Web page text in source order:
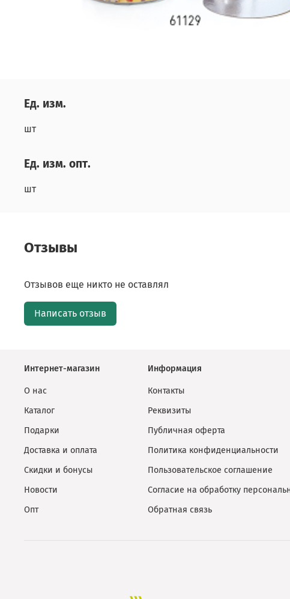
Ед. изм.
шт
Ед. изм. опт.
шт
Отзывы
Отзывов еще никто не оставлял
Написать отзыв
Интернет-магазин
О нас
Каталог
Подарки
Доставка и оплата
Скидки и бонусы
Новости
Опт
Информация
Контакты
Реквизиты
Публичная оферта
Политика конфиденциальности
Пользовательское соглашение
Согласие на обработку
Обратная связь